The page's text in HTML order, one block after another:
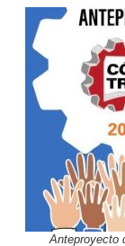
Anteproyecto